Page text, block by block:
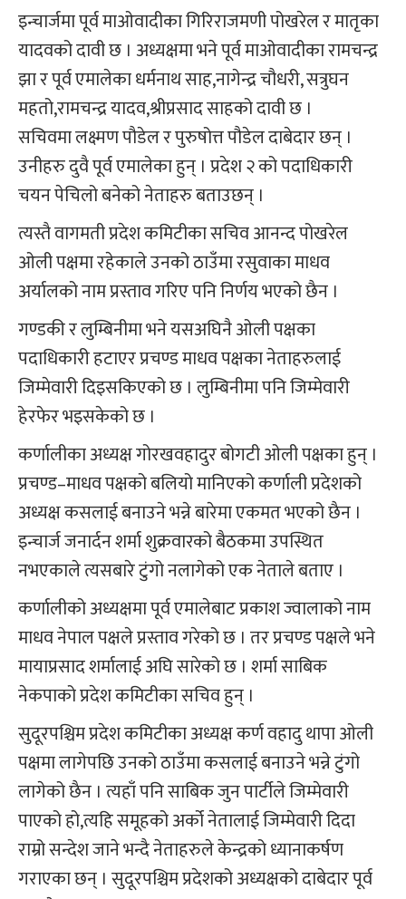
इन्चार्जमा पूर्व माओवादीका गिरिराजमणी पोखरेल र मातृका
यादवको दावी छ । अध्यक्षमा भने पूर्व माओवादीका रामचन्द्र
झा र पूर्व एमालेका धर्मनाथ साह,नागेन्द्र चौधरी, सत्रुघन
महतो,रामचन्द्र यादव,श्रीप्रसाद साहको दावी छ ।
सचिवमा लक्ष्मण पौडेल र पुरुषोत्त पौडेल दाबेदार छन् ।
उनीहरु दुवै पूर्व एमालेका हुन् । प्रदेश २ को पदाधिकारी
चयन पेचिलो बनेको नेताहरु बताउछन् ।
त्यस्तै वागमती प्रदेश कमिटीका सचिव आनन्द पोखरेल
ओली पक्षमा रहेकाले उनको ठाउँमा रसुवाका माधव
अर्यालको नाम प्रस्ताव गरिए पनि निर्णय भएको छैन ।
गण्डकी र लुम्बिनीमा भने यसअघिनै ओली पक्षका
पदाधिकारी हटाएर प्रचण्ड माधव पक्षका नेताहरुलाई
जिम्मेवारी दिइसकिएको छ । लुम्बिनीमा पनि जिम्मेवारी
हेरफेर भइसकेको छ ।
कर्णालीका अध्यक्ष गोरखवहादुर बोगटी ओली पक्षका हुन् ।
प्रचण्ड–माधव पक्षको बलियो मानिएको कर्णाली प्रदेशको
अध्यक्ष कसलाई बनाउने भन्ने बारेमा एकमत भएको छैन ।
इन्चार्ज जनार्दन शर्मा शुक्रवारको बैठकमा उपस्थित
नभएकाले त्यसबारे टुंगो नलागेको एक नेताले बताए ।
कर्णालीको अध्यक्षमा पूर्व एमालेबाट प्रकाश ज्वालाको नाम
माधव नेपाल पक्षले प्रस्ताव गरेको छ । तर प्रचण्ड पक्षले भने
मायाप्रसाद शर्मालाई अघि सारेको छ । शर्मा साबिक
नेकपाको प्रदेश कमिटीका सचिव हुन् ।
सुदूरपश्चिम प्रदेश कमिटीका अध्यक्ष कर्ण वहादु थापा ओली
पक्षमा लागेपछि उनको ठाउँमा कसलाई बनाउने भन्ने टुंगो
लागेको छैन । त्यहाँ पनि साबिक जुन पार्टीले जिम्मेवारी
पाएको हो,त्यहि समूहको अर्को नेतालाई जिम्मेवारी दिदा
राम्रो सन्देश जाने भन्दै नेताहरुले केन्द्रको ध्यानाकर्षण
गराएका छन् । सुदूरपश्चिम प्रदेशको अध्यक्षको दाबेदार पूर्व